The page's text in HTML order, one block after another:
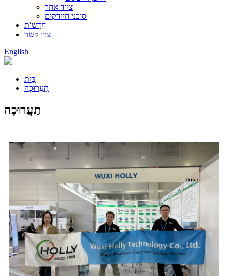
ציוד אחר
סוכני חיידקים
חֲדָשׁוֹת
צרו קשר
English
בַּיִת
תַעֲרוּכָה
תַעֲרוּכָה